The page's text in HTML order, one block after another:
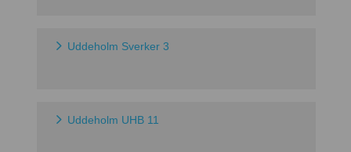
Uddeholm Sverker 3
Uddeholm UHB 11